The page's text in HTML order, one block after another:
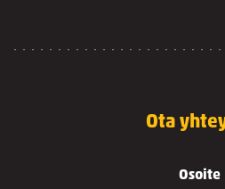
Ota
Osoite